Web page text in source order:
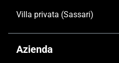
Villa privata (Sassari)
Azienda